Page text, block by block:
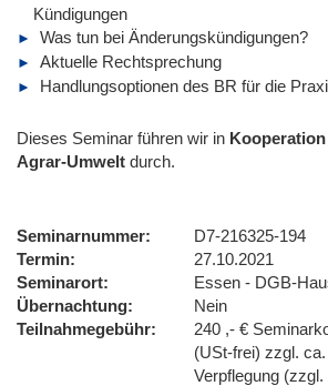
Kündigungen
Was tun bei Änderungskündigungen?
Aktuelle Rechtsprechung
Handlungsoptionen des BR für die
Dieses Seminar führen wir in
Agrar-Umwelt durch.
Seminarnummer
D7-216325-194
Termin
27.10.2021
Seminarort
Essen - DGB-
Übernachtung
Nein
Teilnahmegebühr
240 ,- €
(USt-frei) zzgl.
Verpflegung (zzgl.